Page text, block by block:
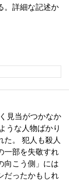
。詳細な記述か
見当がつかなか
うな人物ばかり
た。 犯人も殺人
一部を失敬すれ
向こう側」には
だったかもしれ